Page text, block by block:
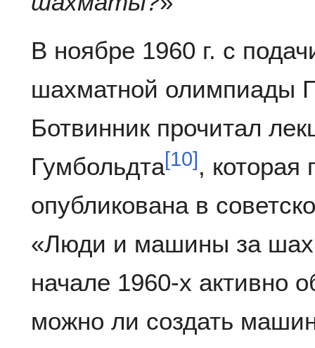
В ноябре 1960 г. с
шахматной олимпиады
Ботвинник прочитал
Гумбольдта[10] , которая
опубликована в
«Люди и машины за
начале 1960-х активно
можно ли создать